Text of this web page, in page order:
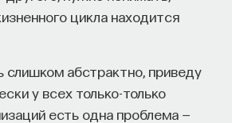
цикла находится
слишком абстрактно, приведу
у всех только-только
есть одна проблема —
партнёрский материал?